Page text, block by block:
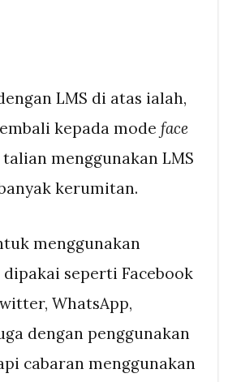
LMS di atas ialah,
kepada mode face
menggunakan LMS
kerumitan.
menggunakan
seperti Facebook
WhatsApp,
dengan penggunakan
cabaran menggunakan